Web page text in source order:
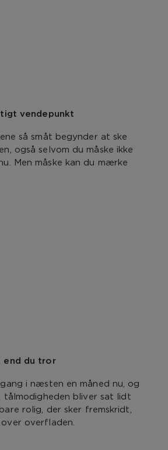
vendepunkt
så småt begynder at ske
også selvom du måske ikke
Men måske kan du mærke
end du tror
i næsten en måned nu, og
tålmodigheden bliver sat lidt
rolig, der sker fremskridt,
overfladen.